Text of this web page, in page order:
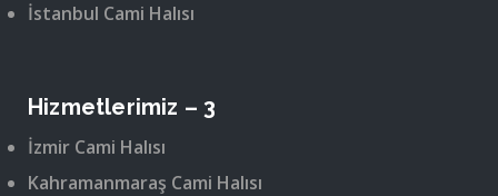
İstanbul Cami Halısı
Hizmetlerimiz – 3
İzmir Cami Halısı
Kahramanmaraş Cami Halısı